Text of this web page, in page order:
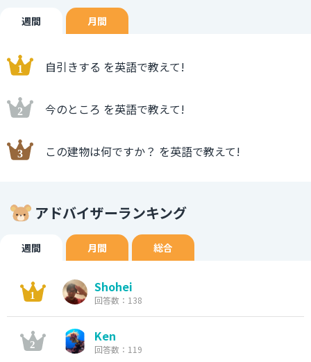
週間 月間
自引きする を英語で教えて!
今のところ を英語で教えて!
この建物は何ですか？ を英語で教えて!
アドバイザーランキング
週間 月間 総合
Shohei
回答数：138
Ken
回答数：119